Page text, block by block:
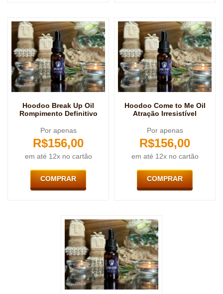
Hoodoo Break Up Oil
Rompimento Definitivo
Por apenas
R$156,00
em até 12x no cartão
COMPRAR
Hoodoo Come to Me Oil
Atração Irresistível
Por apenas
R$156,00
em até 12x no cartão
COMPRAR